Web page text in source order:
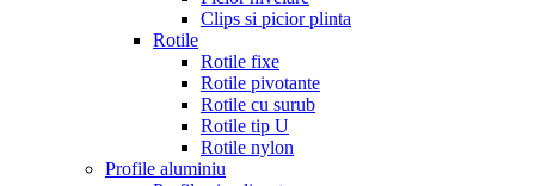
Clips si picior plinta
Rotile
Rotile fixe
Rotile pivotante
Rotile cu surub
Rotile tip U
Rotile nylon
Profile aluminiu